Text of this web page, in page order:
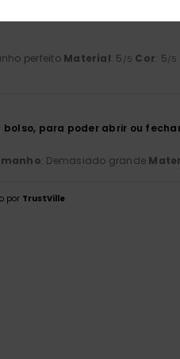
perfeito Material: 5 /5 Cor: 5/5
para poder abrir ou
: Demasiado grande
por TrustVille